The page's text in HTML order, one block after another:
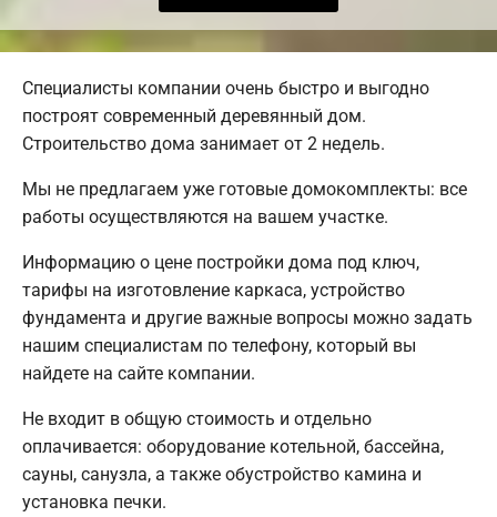
Специалисты компании очень быстро и выгодно
построят современный деревянный дом.
Строительство дома занимает от 2 недель.
Мы не предлагаем уже готовые домокомплекты: все
работы осуществляются на вашем участке.
Информацию о цене постройки дома под ключ,
тарифы на изготовление каркаса, устройство
фундамента и другие важные вопросы можно задать
нашим специалистам по телефону, который вы
найдете на сайте компании.
Не входит в общую стоимость и отдельно
оплачивается: оборудование котельной, бассейна,
сауны, санузла, а также обустройство камина и
установка печки.